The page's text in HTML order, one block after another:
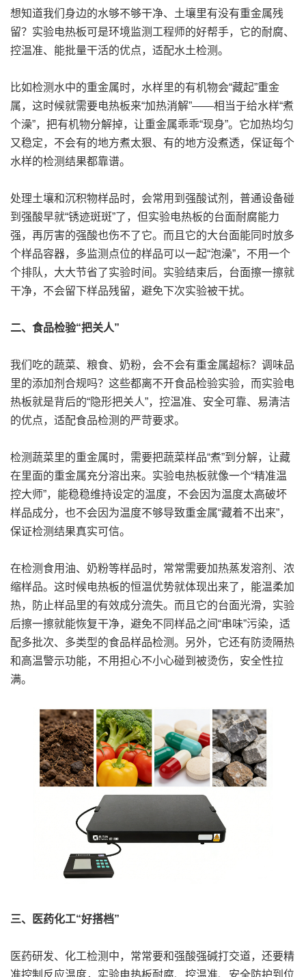
想知道我们身边的水够不够干净、土壤里有没有重金属残
留？实验电热板可是环境监测工程师的好帮手，它的耐腐、
控温准、能批量干活的优点，适配水土检测。
比如检测水中的重金属时，水样里的有机物会“藏起”重金
属，这时候就需要电热板来“加热消解”——相当于给水样“煮
个澡”，把有机物分解掉，让重金属乖乖“现身”。它加热均匀
又稳定，不会有的地方煮太狠、有的地方没煮透，保证每个
水样的检测结果都靠谱。
处理土壤和沉积物样品时，会常用到强酸试剂，普通设备碰
到强酸早就“锈迹斑斑”了，但实验电热板的台面耐腐能力
强，再厉害的强酸也伤不了它。而且它的大台面能同时放多
个样品容器，多监测点位的样品可以一起“泡澡”，不用一个
个排队，大大节省了实验时间。实验结束后，台面擦一擦就
干净，不会留下样品残留，避免下次实验被干扰。
二、食品检验“把关人”
我们吃的蔬菜、粮食、奶粉，会不会有重金属超标？调味品
里的添加剂合规吗？这些都离不开食品检验实验，而实验电
热板就是背后的“隐形把关人”，控温准、安全可靠、易清洁
的优点，适配食品检测的严苛要求。
检测蔬菜里的重金属时，需要把蔬菜样品“煮”到分解，让藏
在里面的重金属充分溶出来。实验电热板就像一个“精准温
控大师”，能稳稳维持设定的温度，不会因为温度太高破坏
样品成分，也不会因为温度不够导致重金属“藏着不出来”，
保证检测结果真实可信。
在检测食用油、奶粉等样品时，常常需要加热蒸发溶剂、浓
缩样品。这时候电热板的恒温优势就体现出来了，能温柔加
热，防止样品里的有效成分流失。而且它的台面光滑，实验
后擦一擦就能恢复干净，避免不同样品之间“串味”污染，适
配多批次、多类型的食品样品检测。另外，它还有防烫隔热
和高温警示功能，不用担心不小心碰到被烫伤，安全性拉
满。
三、医药化工“好搭档”
医药研发、化工检测中，常常要和强酸强碱打交道，还要精